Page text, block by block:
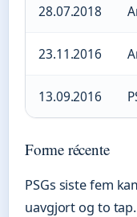
28.07.2018
23.11.2016
13.09.2016
Forme récente
PSGs siste fem
uavgjort og to